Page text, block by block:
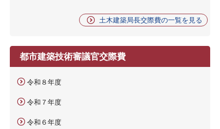
土木建築局長交際費の一覧を見る
都市建築技術審議官交際費
令和８年度
令和７年度
令和６年度